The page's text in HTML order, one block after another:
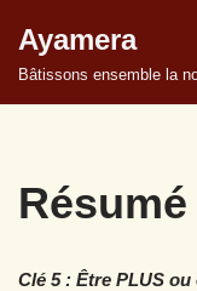
Aller
Ayamera
Bâtissons ensemble la
Clé 5 : Être PLUS